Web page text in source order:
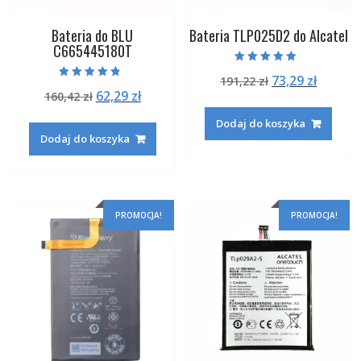
Bateria do BLU
C665445180T
4.50
na 5
160,42zł Pierwotna
wynosiła:
160,42 zł.
62,29 złAktualna
62,29 zł.
Dodaj do koszyka
Bateria TLP025D2 do Alcatel
5.00
na 5
191,22zł Pierwotna
wynosiła:
191,22 zł.
73,29 zł
73,29
Dodaj do koszyka
PROMOCJA! PROMOCJA!